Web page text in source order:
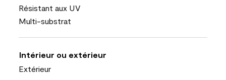
Résistant aux UV
Multi-substrat
Intérieur ou extérieur
Extérieur